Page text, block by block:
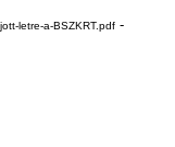
letre-a-BSZKRT.pdf -